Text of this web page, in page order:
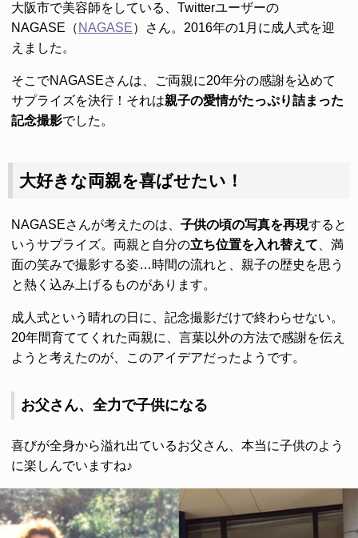
大阪市で美容師をしている、Twitterユーザーの
NAGASE（ NAGASE）さん。2016年の1月に成人式を迎
えました。
そこでNAGASEさんは、ご両親に20年分の感謝を込めて
サプライズを決行！それは親子の愛情がたっぷり詰まった
記念撮影でした。
大好きな両親を喜ばせたい！
NAGASEさんが考えたのは、 子供の頃の写真を再現すると
いうサプライズ。両親と自分の立ち位置を入れ替えて 、満
面の笑みで撮影する姿…時間の流れと、親子の歴史を思う
と熱く込み上げるものがあります。
成人式という晴れの日に、記念撮影だけで終わらせない。
20年間育ててくれた両親に、言葉以外の方法で感謝を伝え
ようと考えたのが、このアイデアだったようです。
お父さん、全力で子供になる
喜びが全身から溢れ出ているお父さん、本当に子供のよう
に楽しんでいますね♪